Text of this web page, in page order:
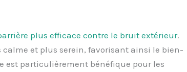
plus efficace contre le bruit extérieur.
et plus serein, favorisant ainsi le bien-
est particulièrement bénéfique pour les